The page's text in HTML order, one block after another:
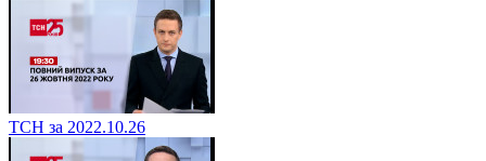
ТСН за 2022.10.26